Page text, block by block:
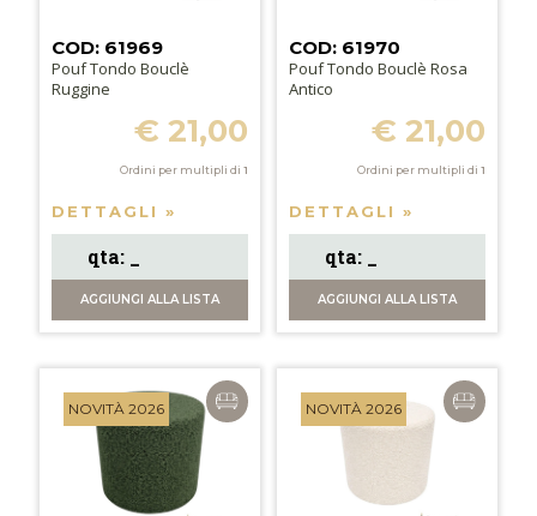
COD: 61969
Pouf Tondo Bouclè
Ruggine
€ 21,00
Ordini per multipli di 1
DETTAGLI »
AGGIUNGIALLA LISTA
COD: 61970
Pouf Tondo Bouclè Rosa
Antico
€ 21,00
Ordini per multipli di 1
DETTAGLI »
AGGIUNGI ALLA LISTA
NOVITÀ 2026 NOVITÀ 2026